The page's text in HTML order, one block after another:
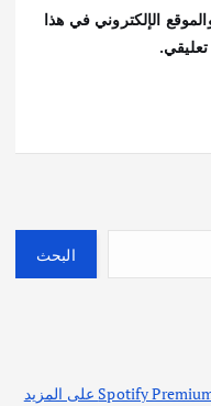
الإلكتروني في هذا
البحث
سامسونج وSpotify تتعاونان لإتاحة تجربة Spotify Premium على المزيد